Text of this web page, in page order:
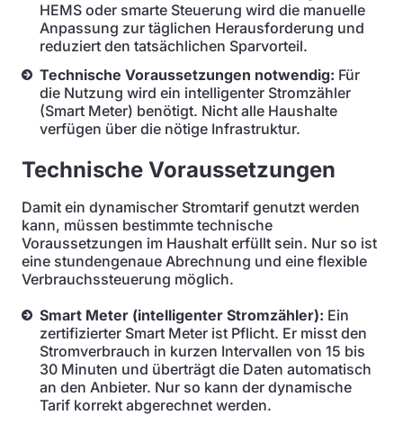
HEMS oder smarte Steuerung wird die manuelle
Anpassung zur täglichen Herausforderung und
reduziert den tatsächlichen Sparvorteil.
Technische Voraussetzungen notwendig: Für
die Nutzung wird ein intelligenter Stromzähler
(Smart Meter) benötigt. Nicht alle Haushalte
verfügen über die nötige Infrastruktur.
Technische Voraussetzungen
Damit ein dynamischer Stromtarif genutzt werden
kann, müssen bestimmte technische
Voraussetzungen im Haushalt erfüllt sein. Nur so ist
eine stundengenaue Abrechnung und eine flexible
Verbrauchssteuerung möglich.
Smart Meter (intelligenter Stromzähler): Ein
zertifizierter Smart Meter ist Pflicht. Er misst den
Stromverbrauch in kurzen Intervallen von 15 bis
30 Minuten und überträgt die Daten automatisch
an den Anbieter. Nur so kann der dynamische
Tarif korrekt abgerechnet werden.